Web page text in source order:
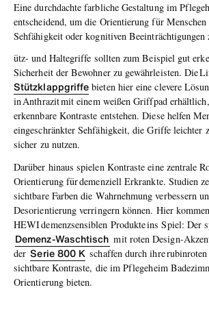
Eine durchdachte farbliche Gestaltung im
entscheidend, um die Orientierung für
Sehfähigkeit oder kognitiven
ütz- und Haltegriffe sollten zum Beispiel gut
Sicherheit der Bewohner zu gewährleisten. Die
Stützklappgriffe bieten hier eine clevere
in Anthrazit mit einem weißen Griffpad
erkennbare Kontraste entstehen. Diese helfen
eingeschränkter Sehfähigkeit, die Griffe leichter
sicher zu nutzen.
Darüber hinaus spielen Kontraste eine zentrale
Orientierung für demenziell Erkrankte. Studien
sichtbare Farben die Wahrnehmung verbessern
Desorientierung verringern können. Hier
HEWI demenzsensiblen Produkte ins Spiel: Der
Demenz-Waschtisch mit roten Design-
derSerie 800 K schaffen durch ihre
sichtbare Kontraste, die im Pflegeheim
Orientierung bieten.